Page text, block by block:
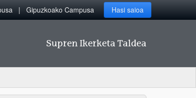
Gipuzkoako Campusa Hasi saioa
Supren Ikerketa Taldea